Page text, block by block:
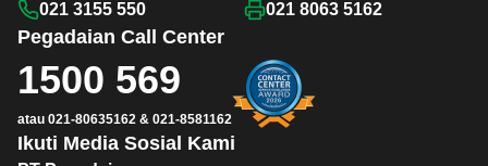
Ikuti Media Sosial Kami
Pegadaian Call Center
1500 569
atau 021-80635162 & 021-8581162
021 3155 550 021 8063 5162